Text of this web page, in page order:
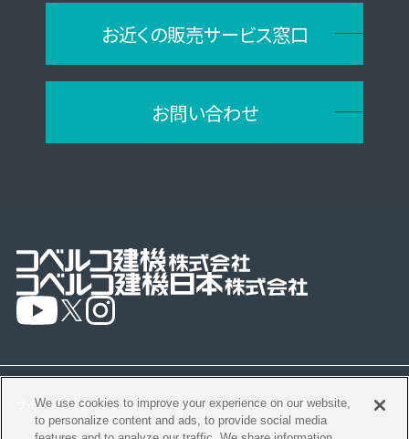
お近くの販売サービス窓口
お問い合わせ
サイトのご利用について 製品に関するご留意事項
We use cookies to improve your experience on our website,
to personalize content and ads, to provide social media